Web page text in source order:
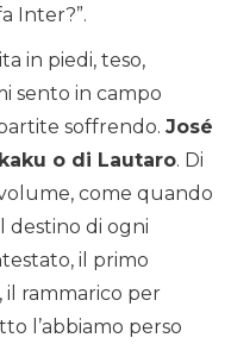
Inter?”.
in piedi, teso,
sento in campo
soffrendo. José
o di Lautaro. Di
come quando
destino di ogni
il primo
il rammarico per
l’abbiamo perso